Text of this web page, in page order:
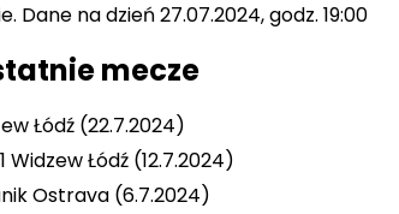
Dane na dzień 27.07.2024, godz. 19:00
mecze
Łódź (22.7.2024)
Widzew Łódź (12.7.2024)
Ostrava (6.7.2024)